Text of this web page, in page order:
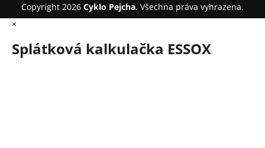
Copyright 2026 Cyklo Pejcha. Všechna práva vyhrazena.
×
Splátková kalkulačka ESSOX